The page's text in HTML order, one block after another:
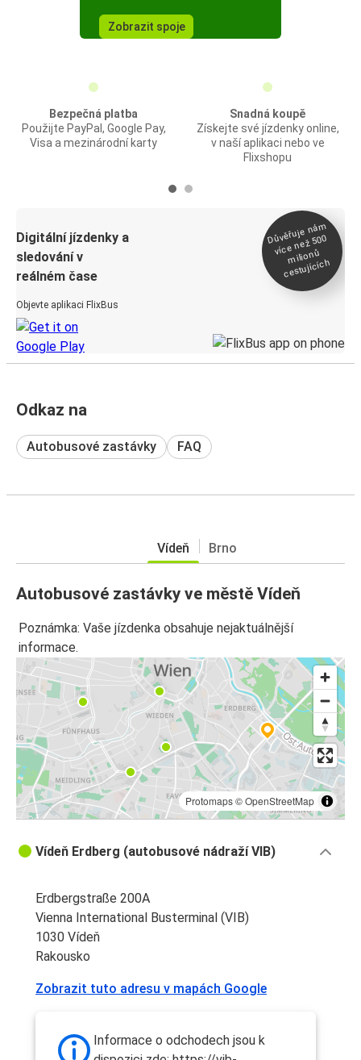
Zobrazit spoje
Bezpečná platba
Použijte PayPal, Google Pay,
Visa a mezinárodní karty
Snadná koupě
Získejte své jízdenky online,
v naší aplikaci nebo ve
Flixshopu
Digitální jízdenky a
sledování v
reálném čase
Objevte aplikaci FlixBus
Důvěřuje ná
m
více než 500
milionů
cestujících
Odkaz na
Autobusové zastávky FAQ
Vídeň Brno
Autobusové zastávky ve městě Vídeň
Poznámka: Vaše jízdenka obsahuje nejaktuálnější
informace.
Protomaps©OpenStreetMap
Vídeň Erdberg (autobusové nádraží VIB)
Erdbergstraße 200A
Vienna International Busterminal (VIB)
1030 Vídeň
Rakousko
Zobrazit tuto adresu v mapách Google
Informace o odchodech jsou k